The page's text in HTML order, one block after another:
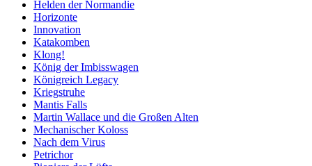
Helden der Normandie
Horizonte
Innovation
Katakomben
Klong!
König der Imbisswagen
Königreich Legacy
Kriegstruhe
Mantis Falls
Martin Wallace und die Großen Alten
Mechanischer Koloss
Nach dem Virus
Petrichor